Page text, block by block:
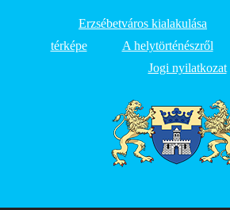
Erzsébetváros kialakulása
térképe
A helytörténészről
Jogi nyilatkozat